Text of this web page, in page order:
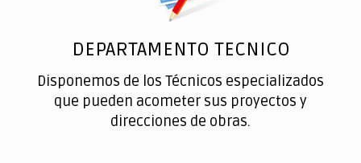
DEPARTAMENTO TECNICO
Disponemos de los Técnicos especializados
que pueden acometer sus proyectos y
direcciones de obras.